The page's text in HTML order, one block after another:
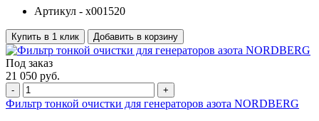
Артикул - x001520
Купить в 1 клик Добавить в корзину
Под заказ
21 050 руб.
- +
Фильтр тонкой очистки для генераторов азота NORDBERG